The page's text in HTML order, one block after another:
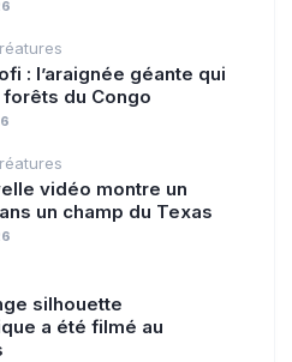
: l’araignée géante qui
du Congo
vidéo montre un
un champ du Texas
silhouette
a été filmé au